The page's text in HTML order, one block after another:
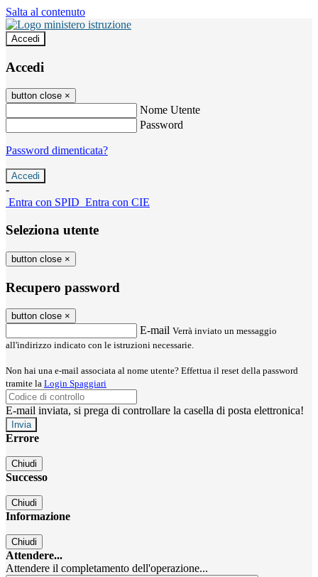
Salta al contenuto
Accedi
Accedi
button close ×
Nome Utente
Password
Password dimenticata?
-
Entra con SPID Entra con CIE
Seleziona utente
button close ×
Recupero password
button close ×
E-mail Verrà inviato un messaggio
all'indirizzo indicato con le istruzioni necessarie.
Non hai una e-mail associata al nome utente? Effettua il reset della password
tramite la Login Spaggiari
E-mail inviata, si prega di controllare la casella di posta elettronica!
Errore
Chiudi
Successo
Chiudi
Informazione
Chiudi
Attendere...
Attendere il completamento dell'operazione...